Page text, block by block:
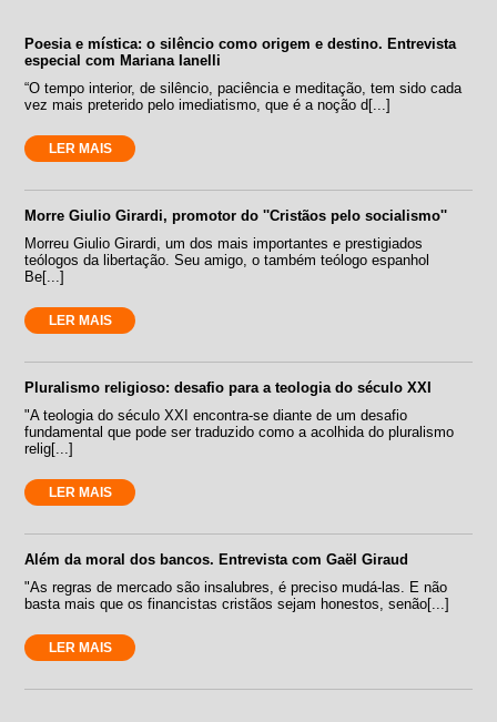
Poesia e mística: o silêncio como origem e destino. Entrevista
especial com Mariana Ianelli
“O tempo interior, de silêncio, paciência e meditação, tem sido cada
vez mais preterido pelo imediatismo, que é a noção d[...]
LER MAIS
Morre Giulio Girardi, promotor do ''Cristãos pelo socialismo''
Morreu Giulio Girardi, um dos mais importantes e prestigiados
teólogos da libertação. Seu amigo, o também teólogo espanhol
Be[...]
LER MAIS
Pluralismo religioso: desafio para a teologia do século XXI
"A teologia do século XXI encontra-se diante de um desafio
fundamental que pode ser traduzido como a acolhida do pluralismo
relig[...]
LER MAIS
Além da moral dos bancos. Entrevista com Gaël Giraud
"As regras de mercado são insalubres, é preciso mudá-las. E não
basta mais que os financistas cristãos sejam honestos, senão[...]
LER MAIS